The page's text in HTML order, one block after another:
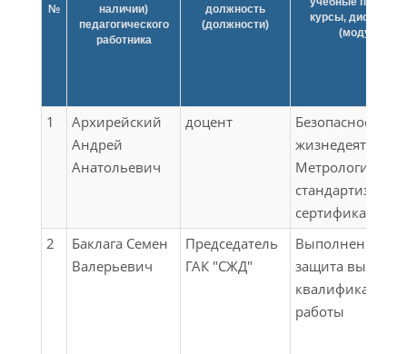
№
наличии)
педагогического
работника
должность
(должности)
курсы,
(модули)
1
Архирейский
Андрей
Анатольевич
доцент
Безопасность
Метрология,
стандартизация
сертификация
2
Баклага Семен
Валерьевич
Председатель
ГАК "СЖД"
Выполнение и
защита
работы